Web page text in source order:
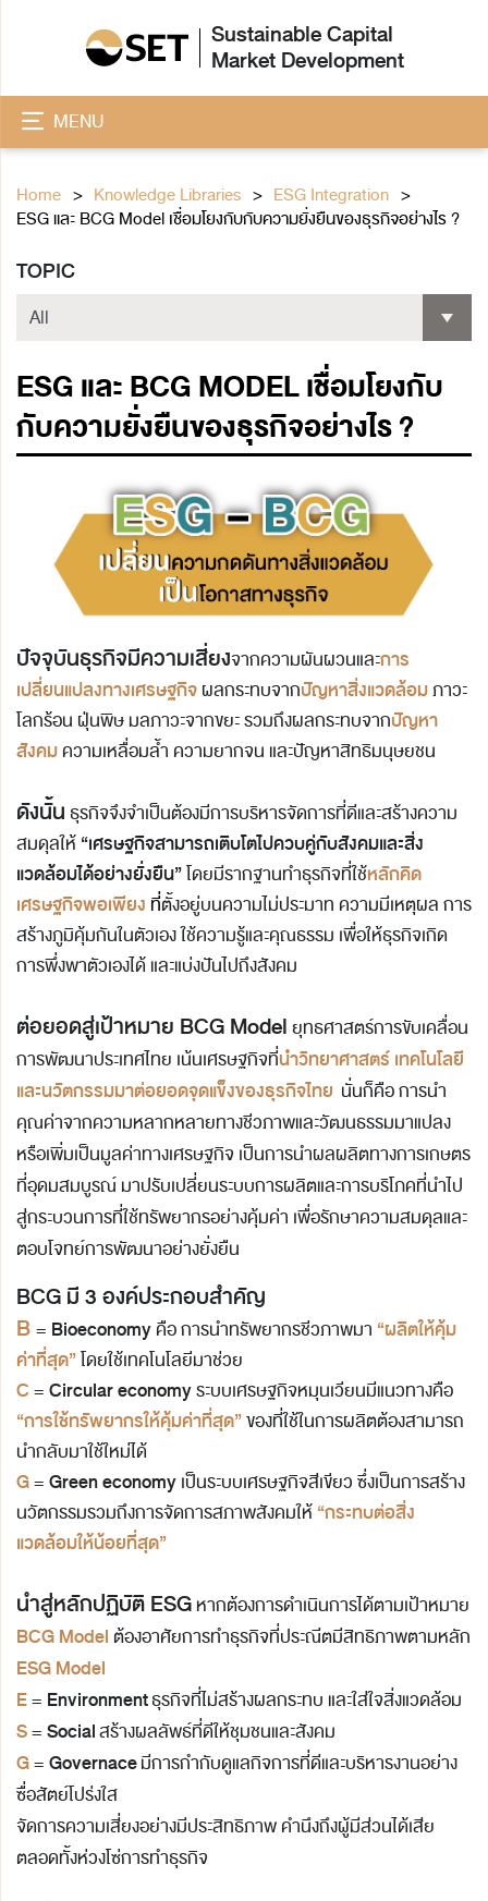
Sustainable Capital
Market Development
MENU
Home Knowledge Libraries
ESG Integration
ESG และ BCG Model เชื่อมโยงกับกับความยั่งยืนของธุรกิจอย่างไร ?
TOPIC
ESG และ BCG MODEL เชื่อมโยงกับ
กับความยั่งยืนของธุรกิจอย่างไร ?
ปัจจุบันธุรกิจมีความเสี่ยงจากความผันผวนและการ
เปลี่ยนแปลงทางเศรษฐกิจผลกระทบจากปัญหาสิ่งแวดล้อมภาวะ
โลกร้อน ฝุ่นพิษ มลภาวะจากขยะ รวมถึงผลกระทบจากปัญหา
สังคมความเหลื่อมล้ำ ความยากจน และปัญหาสิทธิมนุษยชน
ดังนั้น ธุรกิจจึงจำเป็นต้องมีการบริหารจัดการที่ดีและสร้างความ
สมดุลให้“เศรษฐกิจสามารถเติบโตไปควบคู่กับสังคมและสิ่ง
แวดล้อมได้อย่างยั่งยืน”โดยมีรากฐานทำธุรกิจที่ใช้หลักคิด
เศรษฐกิจพอเพียง ที่ตั้งอยู่บนความไม่ประมาท ความมีเหตุผล การ
สร้างภูมิคุ้มกันในตัวเอง ใช้ความรู้และคุณธรรม เพื่อให้ธุรกิจเกิด
การพึ่งพาตัวเองได้ และแบ่งปันไปถึงสังคม
ต่อยอดสู่เป้าหมาย BCG Modelยุทธศาสตร์การขับเคลื่อน
การพัฒนาประเทศไทย เน้นเศรษฐกิจที่นำวิทยาศาสตร์ เทคโนโลยี
และนวัตกรรมมาต่อยอดจุดแข็งของธุรกิจไทย นั่นก็คือ การนำ
คุณค่าจากความหลากหลายทางชีวภาพและวัฒนธรรมมาแปลง
หรือเพิ่มเป็นมูลค่าทางเศรษฐกิจ เป็นการนำผลผลิตทางการเกษตร
ที่อุดมสมบูรณ์ มาปรับเปลี่ยนระบบการผลิตและการบริโภคที่นำไป
สู่กระบวนการที่ใช้ทรัพยากรอย่างคุ้มค่า เพื่อรักษาความสมดุลและ
ตอบโจทย์การพัฒนาอย่างยั่งยืน
BCG มี 3 องค์ประกอบสำคัญ
B= Bioeconomyคือ การนำทรัพยากรชีวภาพมา “ผลิตให้คุ้ม
ค่าที่สุด”โดยใช้เทคโนโลยีมาช่วย
C=Circular economyระบบเศรษฐกิจหมุนเวียนมีแนวทางคือ
“การใช้ทรัพยากรให้คุ้มค่าที่สุด”ของที่ใช้ในการผลิตต้องสามารถ
นำกลับมาใช้ใหม่ได้
G=Green economyเป็นระบบเศรษฐกิจสีเขียว ซึ่งเป็นการสร้าง
นวัตกรรมรวมถึงการจัดการสภาพสังคมให้“กระทบต่อสิ่ง
แวดล้อมให้น้อยที่สุด”
นำสู่หลักปฏิบัติ ESGหากต้องการดำเนินการได้ตามเป้าหมาย
BCG Model ต้องอาศัยการทำธุรกิจที่ประณีตมีสิทธิภาพตามหลัก
ESG Model
E= Environmentธุรกิจที่ไม่สร้างผลกระทบ และใส่ใจสิ่งแวดล้อม
S=Socialสร้างผลลัพธ์ที่ดีให้ชุมชนและสังคม
G=Governaceมีการกำกับดูแลกิจการที่ดีและบริหารงานอย่าง
ซื่อสัตย์โปร่งใส
จัดการความเสี่ยงอย่างมีประสิทธิภาพ คำนึงถึงผู้มีส่วนได้เสีย
ตลอดทั้งห่วงโซ่การทำธุรกิจ